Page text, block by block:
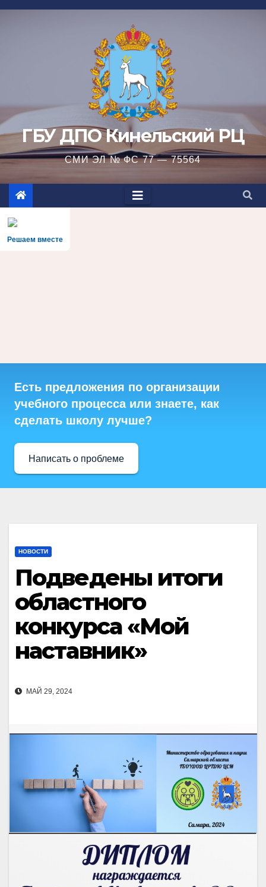
Перейти
ГБУ ДПО Кинельский РЦ
СМИ ЭЛ № ФС 77 — 75564
Решаем вместе
Есть предложения по организации
учебного процесса или знаете, как
сделать школу лучше?
Написать о проблеме
НОВОСТИ
Подведены итоги
областного
конкурса «Мой
наставник»
МАЙ 29, 2024